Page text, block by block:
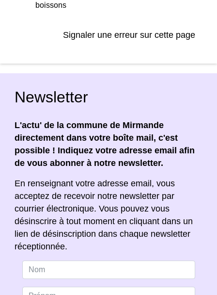
boissons
Signaler une erreur sur cette page
Newsletter
L'actu' de la commune de Mirmande
directement dans votre boîte mail, c'est
possible ! Indiquez votre adresse email afin
de vous abonner à notre newsletter.
En renseignant votre adresse email, vous
acceptez de recevoir notre newsletter par
courrier électronique. Vous pouvez vous
désinscrire à tout moment en cliquant dans un
lien de désinscription dans chaque newsletter
réceptionnée.